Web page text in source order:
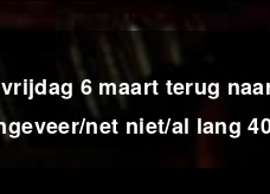
6 maart terug
net niet/al lang